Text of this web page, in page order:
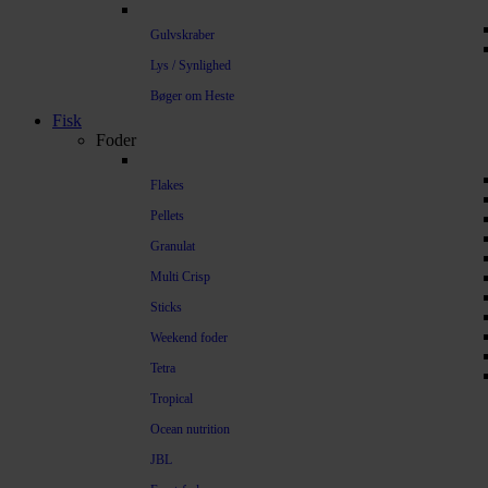
Gulvskraber
Lys / Synlighed
Bøger om Heste
Fisk
Foder
Flakes
Pellets
Granulat
Multi Crisp
Sticks
Weekend foder
Tetra
Tropical
Ocean nutrition
JBL